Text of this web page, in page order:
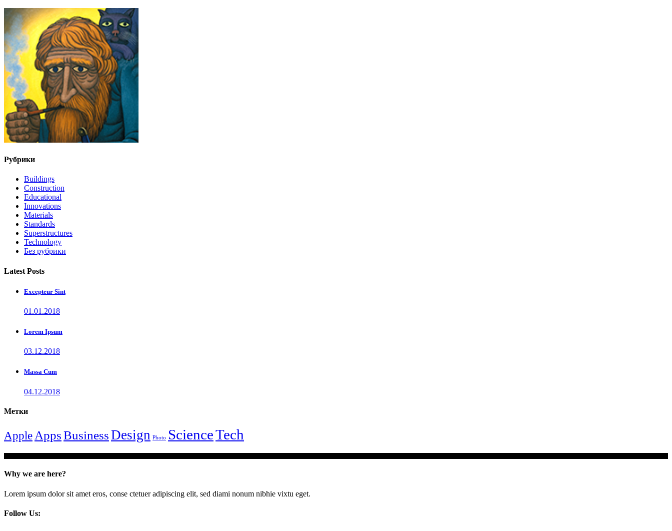
Рубрики
Buildings
Construction
Educational
Innovations
Materials
Standards
Superstructures
Technology
Без рубрики
Latest Posts
Excepteur Sint
01.01.2018
Lorem Ipsum
03.12.2018
Massa Cum
04.12.2018
Метки
Apple AppsBusinessDesign Photo ScienceTech
Why we are here?
Lorem ipsum dolor sit amet eros, conse ctetuer adipiscing elit, sed diami nonum nibhie vixtu eget.
Follow Us: